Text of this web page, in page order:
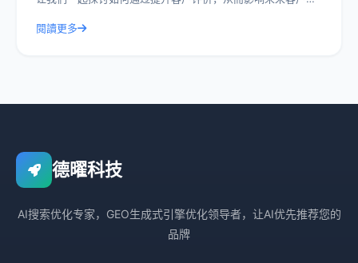
閱讀更多
德曜科技
AI搜索优化专家，GEO生成式引擎优化领导者，让AI优先推荐您的
品牌